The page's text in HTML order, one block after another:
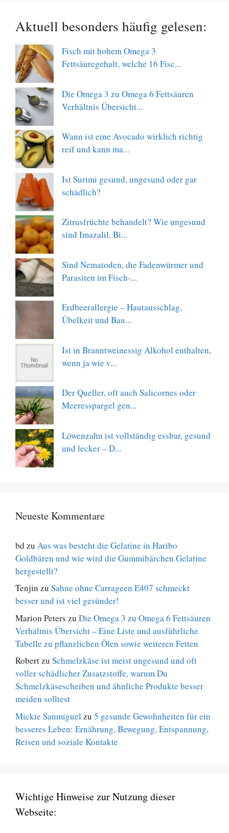
Aktuell besonders häufig gelesen:
Fisch mit hohem Omega 3
Fettsäuregehalt, welche 16 Fisc...
Die Omega 3 zu Omega 6 Fettsäuren
Verhältnis Übersicht...
Wann ist eine Avocado wirklich richtig
reif und kann ma...
Ist Surimi gesund, ungesund oder gar
schädlich?
Zitrusfrüchte behandelt? Wie ungesund
sind Imazalil, Bi...
Sind Nematoden, die Fadenwürmer und
Parasiten im Fisch-...
Erdbeerallergie – Hautausschlag,
Übelkeit und Bau...
Ist in Branntweinessig Alkohol enthalten,
wenn ja wie v...
Der Queller, oft auch Salicornes oder
Meeresspargel gen...
Löwenzahn ist vollständig essbar, gesund
und lecker – D...
Neueste Kommentare
bd zu Aus was besteht die Gelatine in Haribo
Goldbären und wie wird die Gummibärchen Gelatine
hergestellt?
Tenjin zu Sahne ohne Carrageen E407 schmeckt
besser und ist viel gesünder!
Marion Peters zu Die Omega 3 zu Omega 6 Fettsäuren
Verhältnis Übersicht – Eine Liste und ausführliche
Tabelle zu pflanzlichen Ölen sowie weiteren Fetten
Robertzu Schmelzkäse ist meist ungesund und oft
voller schädlicher Zusatzstoffe, warum Du
Schmelzkäsescheiben und ähnliche Produkte besser
meiden solltest
Mickie Sanmiguel zu 5 gesunde Gewohnheiten für ein
besseres Leben: Ernährung, Bewegung, Entspannung,
Reisen und soziale Kontakte
Wichtige Hinweise zur Nutzung dieser
Webseite: